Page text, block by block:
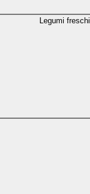
Legumi freschi